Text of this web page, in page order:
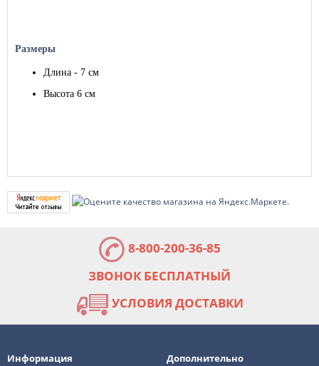
Размеры
Длина - 7 см
Высота 6 см
8-800-200-36-85
ЗВОНОК БЕСПЛАТНЫЙ
УСЛОВИЯ ДОСТАВКИ
Информация Дополнительно